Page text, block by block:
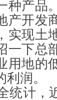
种产品
产开发
实现土
一下总
用地的
润。
计，